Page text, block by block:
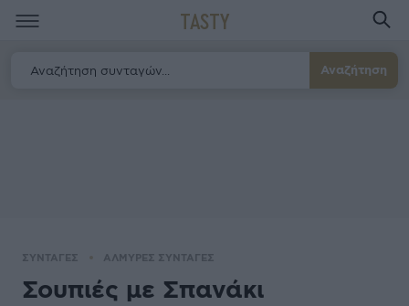
TASTY
Αναζήτηση
ΣΥΝΤΑΓΕΣ ΑΛΜΥΡΕΣ ΣΥΝΤΑΓΕΣ
Σουπιές µε Σπανάκι